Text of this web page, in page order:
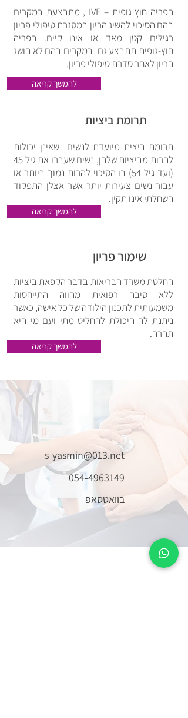
הפריה חוץ גופית – IVF , מתבצעת במקרים
בהם הסיכוי להשיג הריון במסגרת טיפולי פריון
רגילים קטן מאד או אינו קיים. הפריה
חוץ-גופית תתבצע גם במקרים בהם לא הושג
הריון לאחר סדרת טיפולי פריון.
להמשך קריאה
תרומת ביציות
תרומת ביצית מיועדת לנשים שאינן יכולות
להרות מביציות שלהן, נשים שעברו את גיל 45
(ועד גיל 54) בו הסיכוי להרות נמוך ביותר או
עבור נשים צעירות יותר אשר אצלן התפקוד
השחלתי אינו תקין.
להמשך קריאה
שימור פריון
החלטת משרד הבריאות בדבר הקפאת ביציות
ללא סיבה רפואית מהווה התייחסות
משמעותית לתכנון הילודה של כל אישה, כאשר
ניתנת לה היכולת להחליט מתי ועם מי היא
תהרה.
להמשך קריאה
פרופ' הורוביץ מקבל מבוטחות כל
קופות החולים במרפאתו הפרטית
לזימון תורים:
s-yasmin@013.net
054-4963149
בוואטסאפ